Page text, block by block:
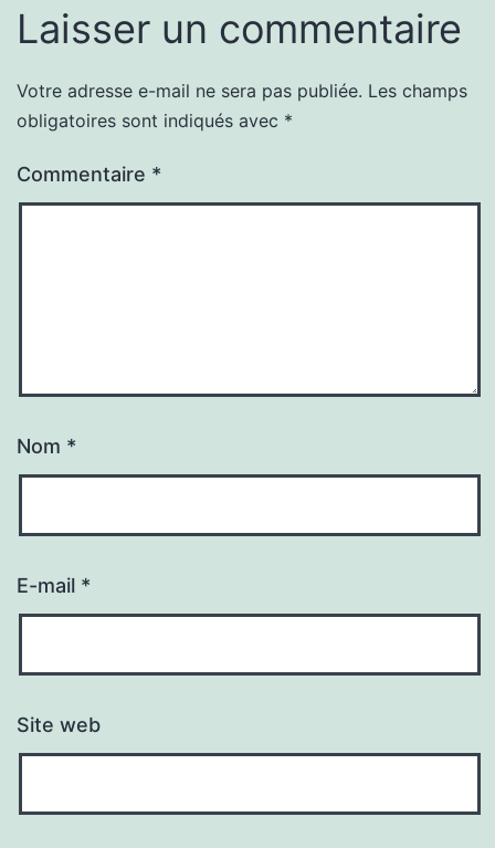
Laisser un commentaire
Votre adresse e-mail ne sera pas publiée. Les champs
obligatoires sont indiqués avec *
Commentaire *
Nom *
E-mail *
Site web